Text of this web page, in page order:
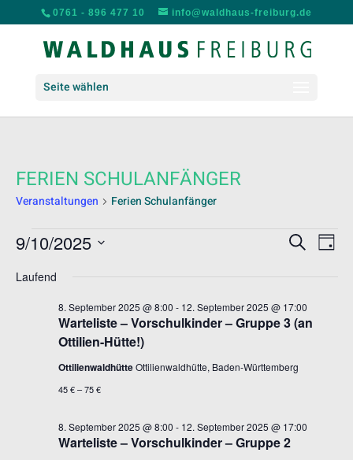
0761 - 896 477 10 info@waldhaus-freiburg.de
Seite wählen
FERIEN SCHULANFÄNGER
Veranstaltungen Ferien Schulanfänger
VERANSTALTUNGEN
FÜR
10.
SEPTEMBER
SUCHE
SucheTag
9/10/2025
wählen.
Laufend
Warteliste – Vorschulkinder – Gruppe 3 (an
Ottilien-Hütte!)
8. September 2025 @ 8:00 - 12. September 2025 @ 17:00
OttilienwaldhütteOttilienwaldhütte, Baden-Württemberg
45 € – 75 €
Warteliste – Vorschulkinder – Gruppe 2
8. September 2025 @ 8:00 - 12. September 2025 @ 17:00